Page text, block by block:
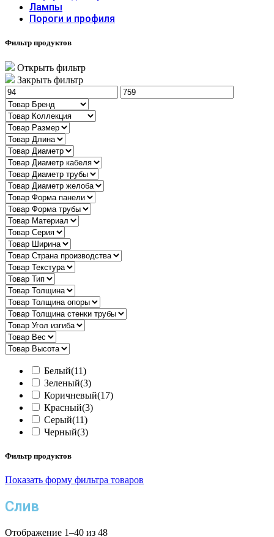
Лампы
Пороги и профиля
Фильтр продуктов
Открыть фильтр
Закрыть фильтр
Белый(11)
Зеленый(3)
Коричневый(17)
Красный(3)
Серый(11)
Черный(3)
Фильтр продуктов
Показать форму фильтра товаров
Слив
Отображение 1–40 из 48